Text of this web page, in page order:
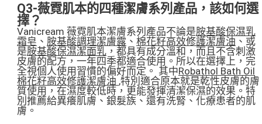
Q3-薇霓肌本的四種潔膚系列產品，該如何選
擇？
Vanicream 薇霓肌本潔膚系列產品不論是胺基酸保濕乳
霜皂 、 胺基酸調理潔膚露 、 棉花籽高效修護潔膚油 、或
是胺基酸保濕潔面乳 ，都具有成分溫和，而且不含刺激
皮膚的配方，一年四季都適合使用。所以在選擇上，完
全視個人使用習慣的偏好而定。 其中Robathol Bath Oil
棉花籽高效修護潔膚油 ,特別適合原本就是乾性皮膚的膚
質使用，在濕度較低時，更能發揮清潔保濕的效果。特
別推薦給異癢肌膚、銀髮族、還有洗腎、化療患者的肌
膚。